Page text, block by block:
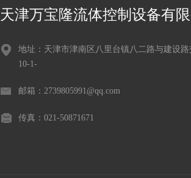
天津万宝隆流体控制设备有
地址：天津市津南区八里台镇八二路与建设路
10-1-
邮箱：2739805991@qq.com
传真：021-50871671